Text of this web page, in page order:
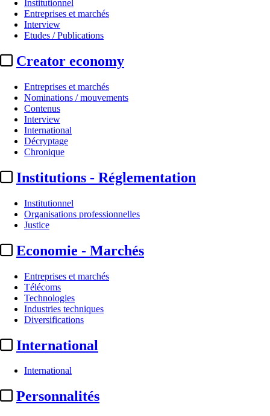
Institutionnel
Entreprises et marchés
Interview
Etudes / Publications
Creator economy
Entreprises et marchés
Nominations / mouvements
Contenus
Interview
International
Décryptage
Chronique
Institutions - Réglementation
Institutionnel
Organisations professionnelles
Justice
Economie - Marchés
Entreprises et marchés
Télécoms
Technologies
Industries techniques
Diversifications
International
International
Personnalités